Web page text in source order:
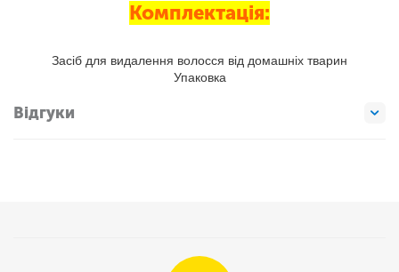
Комплектація:
Засіб для видалення волосся від домашніх тварин
Упаковка
Відгуки